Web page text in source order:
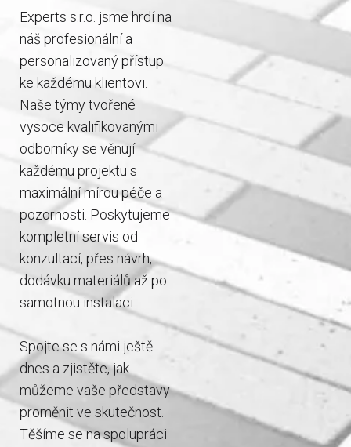
Experts s.r.o. jsme hrdí na
náš profesionální a
personalizovaný přístup
ke každému klientovi.
Naše týmy tvořené
vysoce kvalifikovanými
odborníky se věnují
každému projektu s
maximální mírou péče a
pozornosti. Poskytujeme
kompletní servis od
konzultací, přes návrh,
dodávku materiálů až po
samotnou instalaci.
Spojte se s námi ještě
dnes a zjistěte, jak
můžeme vaše představy
proměnit ve skutečnost.
Těšíme se na spolupráci